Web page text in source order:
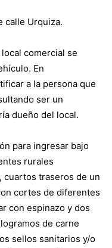
calle Urquiza.
comercial se
En
a la persona que
ser un
dueño del local.
para ingresar bajo
rurales
cuartos traseros de un
cortes de diferentes
con espinazo y dos
de carne
sellos sanitarios y/o